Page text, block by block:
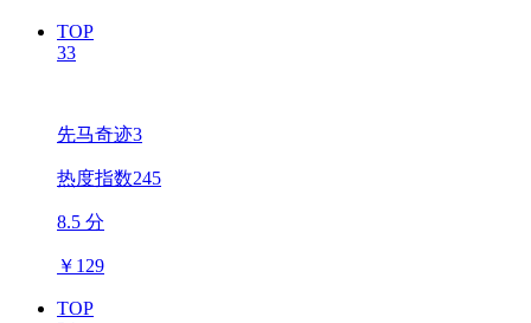
TOP
33
先马奇迹3
热度指数245
8.5 分
￥ 129
TOP